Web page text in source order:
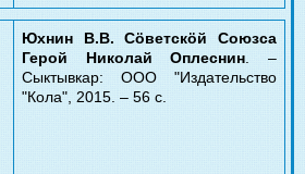
Юхнин В.В. Сöветскöй Союзса
Герой Николай Оплеснин .–
Сыктывкар: ООО "Издательство
"Кола", 2015. – 56 с.